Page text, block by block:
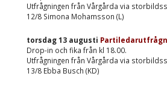
Utfrågningen från Vårgårda via
12/8 Simona Mohamsson (L)
torsdag 13 augusti
Drop-in och fika från kl 18.00.
Utfrågningen från Vårgårda via
13/8 Ebba Busch (KD)